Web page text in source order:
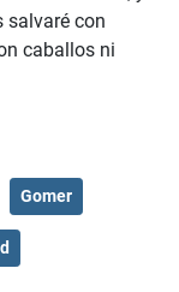
salvaré con
caballos ni
Gomer